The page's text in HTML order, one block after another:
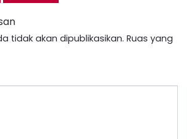
tidak akan dipublikasikan. Ruas yang